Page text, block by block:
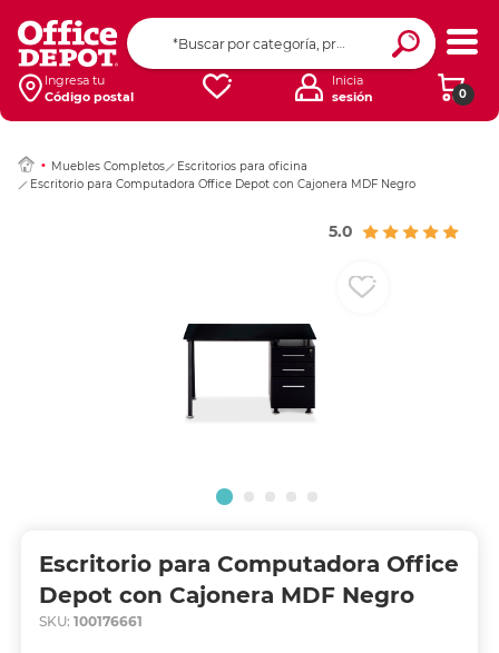
Ingresa tu
Código postal
0
Inicia
sesión
Muebles Completos
Escritorios para oficina
Escritorio para Computadora Office Depot con Cajonera MDF Negro
5.0
Escritorio para Computadora Office
Depot con Cajonera MDF Negro
SKU: 100176661
Ingresar Codigo